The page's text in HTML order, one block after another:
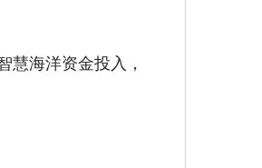
慧海洋资金投入，